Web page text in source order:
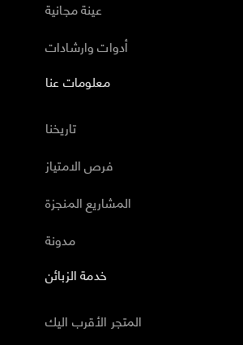
عينة مجانية
أدوات وارشادات
معلومات عنا
تاريخنا
فرص الامتياز
المشاريع المنجزة
مدونة
خدمة الزبائن
المتجر الأقرب اليك